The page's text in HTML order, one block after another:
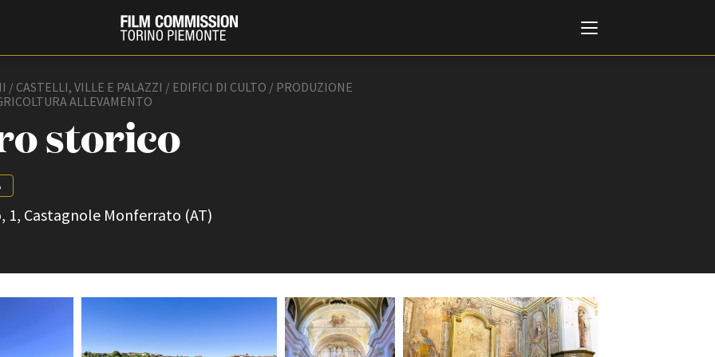
Società di produzione
Strutture di servizio
Attrici-Attori
Beginners
International Film Festival Rotterdam
Berlinale Internationalen
Filmfestspiele Berlin
Festival de Cannes
Biografilm Festival - Bio to B Industry
/ CASTELLI, VILLE E PALAZZI / EDIFICI DI CULTO / PRODUZIONE
ALLEVAMENTO
storico
1, Castagnole Monferrato (AT)